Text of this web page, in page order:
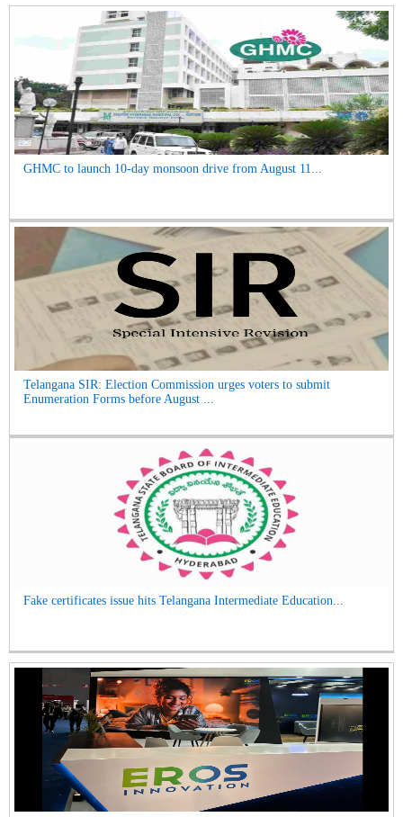
GHMC to launch 10-day monsoon drive from August 11...
Telangana SIR: Election Commission urges voters to submit
Enumeration Forms before August ...
Fake certificates issue hits Telangana Intermediate Education...